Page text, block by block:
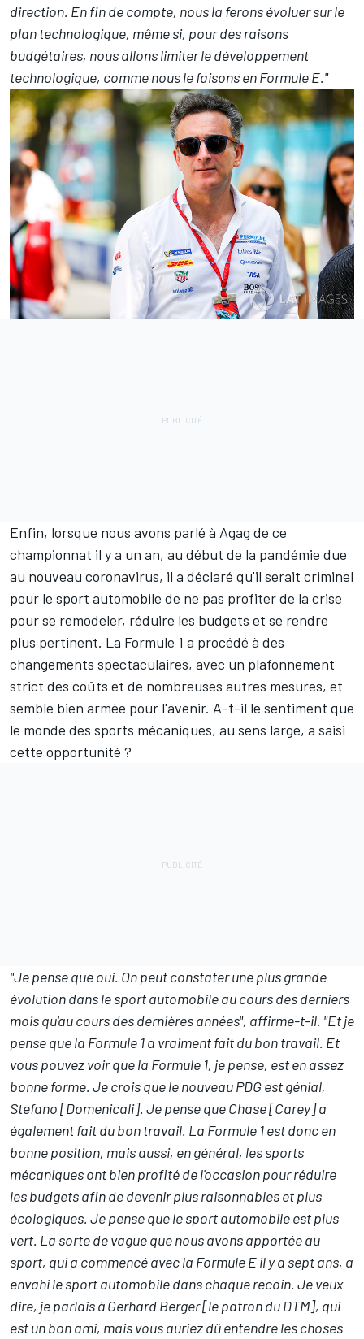
direction. En fin de compte, nous la ferons évoluer sur le
plan technologique, même si, pour des raisons
budgétaires, nous allons limiter le développement
technologique, comme nous le faisons en Formule E."
Enfin, lorsque nous avons parlé à Agag de ce
championnat il y a un an, au début de la pandémie due
au nouveau coronavirus, il a déclaré qu'il serait criminel
pour le sport automobile de ne pas profiter de la crise
pour se remodeler, réduire les budgets et se rendre
plus pertinent. La Formule 1 a procédé à des
changements spectaculaires, avec un plafonnement
strict des coûts et de nombreuses autres mesures, et
semble bien armée pour l'avenir. A-t-il le sentiment que
le monde des sports mécaniques, au sens large, a saisi
cette opportunité ?
"Je pense que oui. On peut constater une plus grande
évolution dans le sport automobile au cours des derniers
mois qu'au cours des dernières années", affirme-t-il. "Et je
pense que la Formule 1 a vraiment fait du bon travail. Et
vous pouvez voir que la Formule 1, je pense, est en assez
bonne forme. Je crois que le nouveau PDG est génial,
Stefano [Domenicali]. Je pense que Chase [Carey] a
également fait du bon travail. La Formule 1 est donc en
bonne position, mais aussi, en général, les sports
mécaniques ont bien profité de l'occasion pour réduire
les budgets afin de devenir plus raisonnables et plus
écologiques. Je pense que le sport automobile est plus
vert. La sorte de vague que nous avons apportée au
sport, qui a commencé avec la Formule E il y a sept ans, a
envahi le sport automobile dans chaque recoin. Je veux
dire, je parlais à Gerhard Berger [le patron du DTM], qui
est un bon ami, mais vous auriez dû entendre les choses